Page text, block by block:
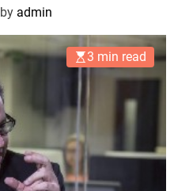
by admin
3 min read